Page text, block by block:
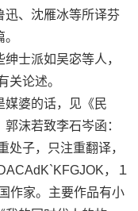
迅、沈雁冰等所译芬
士派如吴宓等人，
关论述。
婆的话，见《民
沫若致李石岑函：
处子，只注重翻译，
，１
作家。主要作品有小